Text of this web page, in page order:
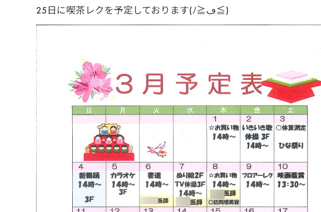
25日に喫茶レクを予定しております(ﾉ≧ڡ≦)